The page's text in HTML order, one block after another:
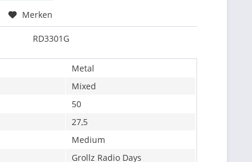
Merken
RD3301G
Metal
Mixed
50
27,5
Medium
Grollz Radio Days